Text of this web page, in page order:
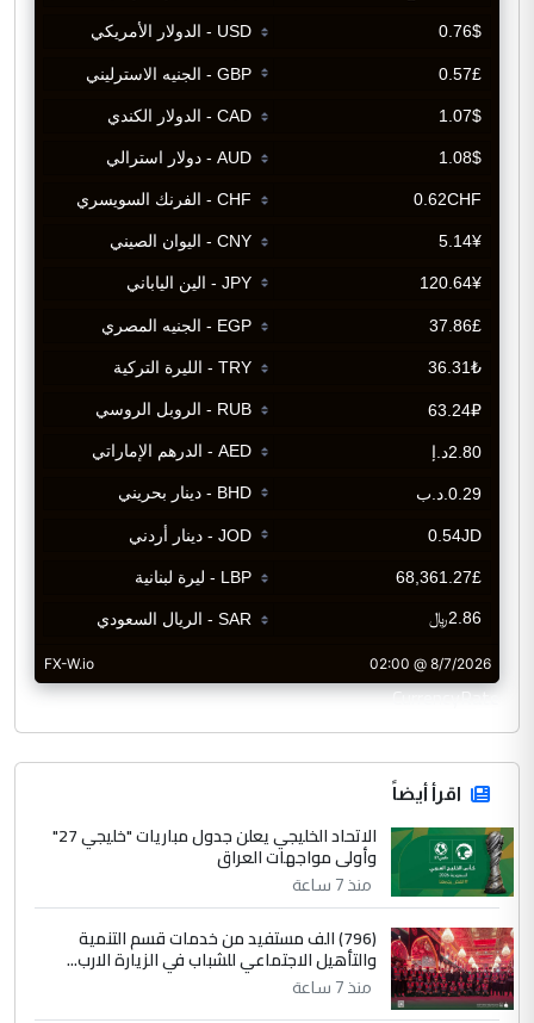
CurrencyRate
اقرأ أيضاً
الاتحاد الخليجي يعلن جدول مباريات "خليجي 27"
وأولى مواجهات العراق
منذ 7 ساعة
(796) الف مستفيد من خدمات قسم التنمية
والتأهيل الاجتماعي للشباب في الزيارة الارب...
منذ 7 ساعة